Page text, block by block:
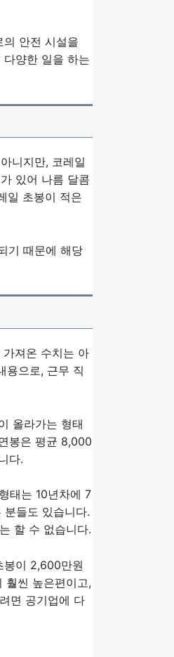
안전 시설을
양한 일을 하는
니지만, 코레일
있어 나름 달콤
일 초봉이 적은
기 때문에 해당
져온 수치는 아
용으로, 근무 직
올라가는 형태
봉은 평균 8,000
다.
태는 10년차에 7
들도 있습니다.
할 수 없습니다.
봉이 2,600만원
훨씬 높은편이고,
면 공기업에 다